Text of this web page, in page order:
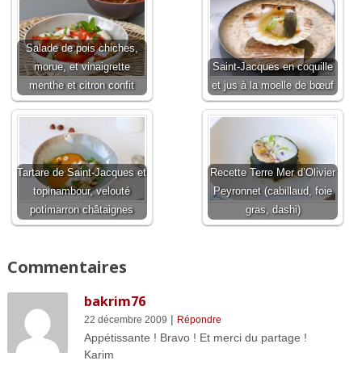
Salade de pois chiches,
morue, et vinaigrette
menthe et citron confit
Saint-Jacques en coquille
et jus à la moelle de bœuf
Tartare de Saint-Jacques et
topinambour, velouté
potimarron châtaignes
Recette Terre Mer d’Olivier
Peyronnet (cabillaud, foie
gras, dashi)
Commentaires
bakrim76
22 décembre 2009 | Répondre
Appétissante ! Bravo ! Et merci du partage !
Karim